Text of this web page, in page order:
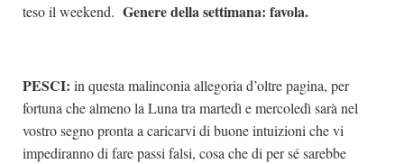
teso il weekend. Genere della settimana: favola.
PESCI: in questa malinconia allegoria d’oltre pagina, per
fortuna che almeno la Luna tra martedì e mercoledì sarà nel
vostro segno pronta a caricarvi di buone intuizioni che vi
impediranno di fare passi falsi, cosa che di per sé sarebbe